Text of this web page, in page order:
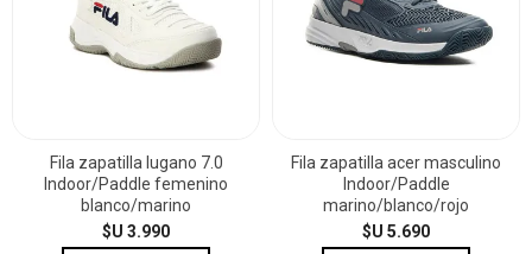
Fila zapatilla lugano 7.0
Indoor/Paddle femenino
blanco/marino
$U 3.990
Fila zapatilla acer masculino
Indoor/Paddle
marino/blanco/rojo
$U 5.690